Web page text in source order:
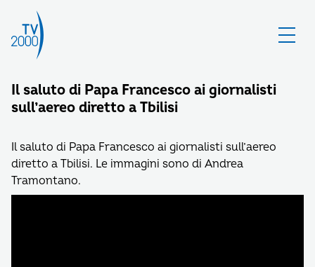
Il saluto di Papa Francesco ai giornalisti
sull’aereo diretto a Tbilisi
Il saluto di Papa Francesco ai giornalisti sull’aereo
diretto a Tbilisi. Le immagini sono di Andrea
Tramontano.